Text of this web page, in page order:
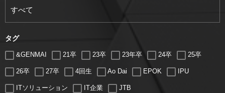
タグ
&GENMAI 21卒 23卒 23年卒 24卒 25卒
26卒 27卒 4回生 Ao Dai EPOK IPU
ITソリューション IT企業 JTB